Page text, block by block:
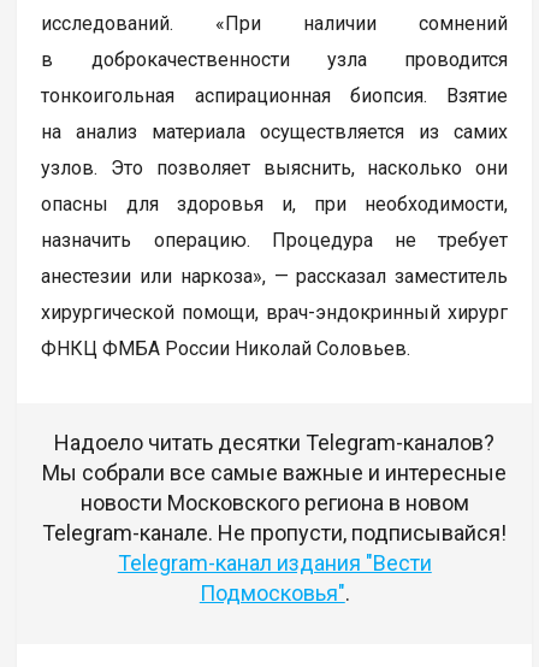
исследований. «При наличии сомнений
в доброкачественности узла проводится
тонкоигольная аспирационная биопсия. Взятие
на анализ материала осуществляется из самих
узлов. Это позволяет выяснить, насколько они
опасны для здоровья и, при необходимости,
назначить операцию. Процедура не требует
анестезии или наркоза», — рассказал заместитель
хирургической помощи, врач-эндокринный хирург
ФНКЦ ФМБА России Николай Соловьев.
Надоело читать десятки Telegram-каналов?
Мы собрали все самые важные и интересные
новости Московского региона в новом
Telegram-канале. Не пропусти, подписывайся!
Telegram-канал издания "Вести
Подмосковья".